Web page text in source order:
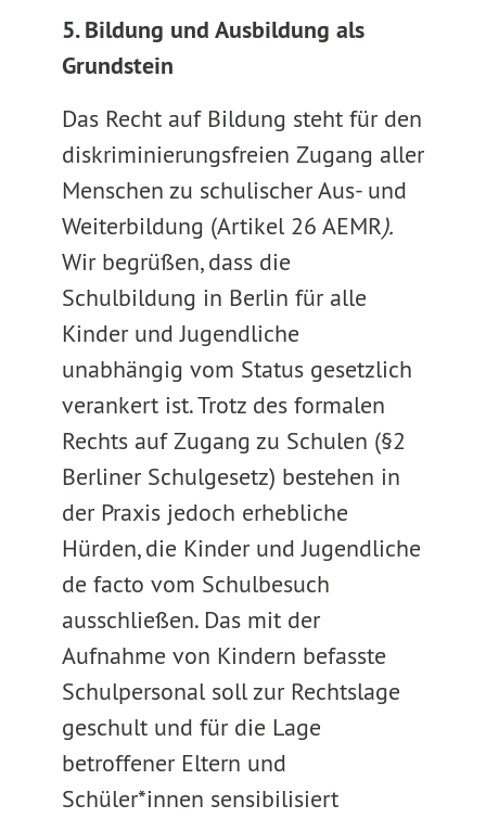
5. Bildung und Ausbildung als
Grundstein
Das Recht auf Bildung steht für den
diskriminierungsfreien Zugang aller
Menschen zu schulischer Aus- und
Weiterbildung (Artikel 26 AEMR).
Wir begrüßen, dass die
Schulbildung in Berlin für alle
Kinder und Jugendliche
unabhängig vom Status gesetzlich
verankert ist. Trotz des formalen
Rechts auf Zugang zu Schulen (§2
Berliner Schulgesetz) bestehen in
der Praxis jedoch erhebliche
Hürden, die Kinder und Jugendliche
de facto vom Schulbesuch
ausschließen. Das mit der
Aufnahme von Kindern befasste
Schulpersonal soll zur Rechtslage
geschult und für die Lage
betroffener Eltern und
Schüler*innen sensibilisiert